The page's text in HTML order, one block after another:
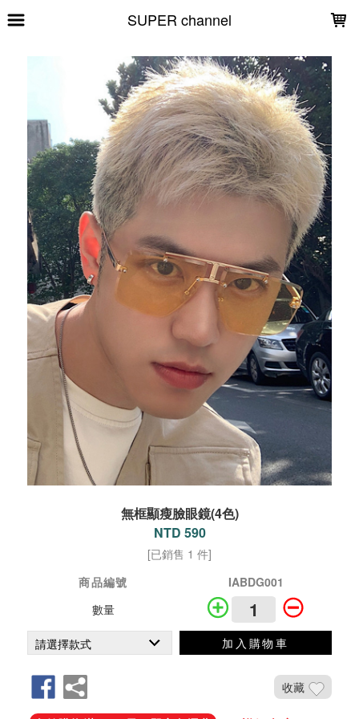
SUPER channel
無框顯瘦臉眼鏡(4色)
NTD 590
[已銷售 1 件]
商品編號
IABDG001
數量
加入購物車
收藏